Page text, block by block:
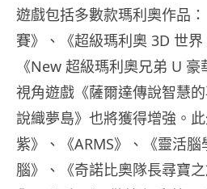
遊戲包括多數款瑪利奧作品
賽》、《超級瑪利奧 3D 世
《New 超級瑪利奧兄弟 U
視角遊戲《薩爾達傳說智慧
說織夢島》也將獲得增強。
紫》、《ARMS》、《靈活
腦》、《奇諾比奧隊長尋寶